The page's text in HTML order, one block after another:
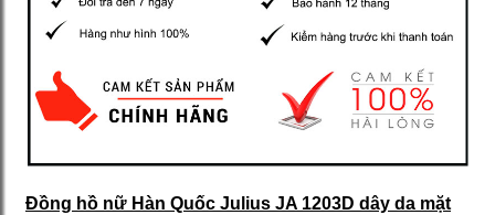
Đồng hồ nữ Hàn Quốc Julius JA 1203D dây da mặt